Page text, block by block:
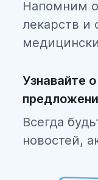
Напомним
лекарств и
Узнавайте
Всегда
новостей,